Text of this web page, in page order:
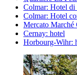
Colmar: Hotel di
Colmar: Hotel
Mercato Marché
Cernay: hotel
Horbourg-Wihr: